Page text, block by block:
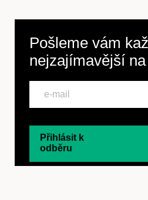
Pošleme vám
nejzajímavější na
Přihlásit k
odběru